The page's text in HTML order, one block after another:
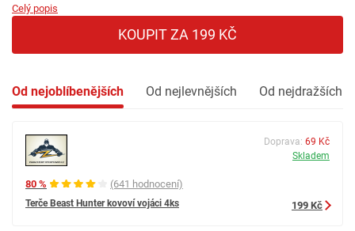
Celý popis
KOUPIT ZA 199 KČ
Od nejoblíbenějších Od nejlevnějších Od nejdražších
80 % (641 hodnocení)
Terče Beast Hunter kovoví vojáci 4ks
Doprava: 69 Kč
Skladem
199 Kč